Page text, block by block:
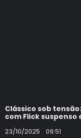
Clássico sob
com Flick
23/10/2025 09:51